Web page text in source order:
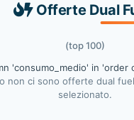
Offerte Dual
(top 100)
'consumo_medio' in 'order
non ci sono offerte dual
selezionato.